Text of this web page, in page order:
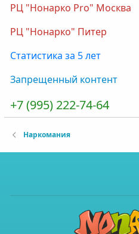
РЦ "Нонарко Pro" Москва
РЦ "Нонарко" Питер
Статистика за 5 лет
Запрещенный контент
+7 (995) 222-74-64
Наркомания